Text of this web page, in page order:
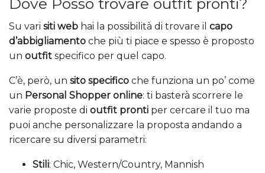
Dove Posso trovare outfit pronti?
Su vari siti web hai la possibilità di trovare il capo
d’abbigliamento che più ti piace e spesso è proposto
un outfit specifico per quel capo.
C’è, però, un sito specifico che funziona un po’ come
un Personal Shopper online: ti basterà scorrere le
varie proposte di outfit pronti per cercare il tuo ma
puoi anche personalizzare la proposta andando a
ricercare su diversi parametri:
Stili: Chic, Western/Country, Mannish